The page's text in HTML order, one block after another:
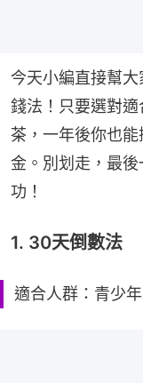
今天小編直接幫
錢法！只要選對
茶，一年後你也
金。別划走，最
功！
1. 30天倒數法
適合人群：青少